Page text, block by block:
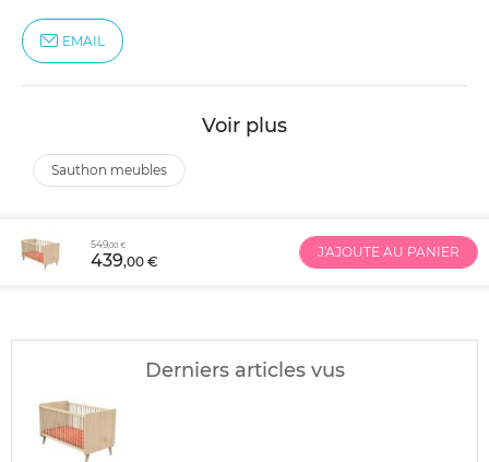
EMAIL
Voir plus
sauthon meubles
549,00 €
439,00 €
J'AJOUTE AU PANIER
Derniers articles vus